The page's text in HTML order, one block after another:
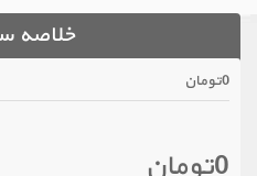
خلاصه
0تومان
0تومان